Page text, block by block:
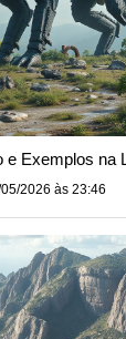
e Exemplos na
2026 às 23:46